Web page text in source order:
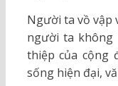
Người ta vồ vập
người ta không
thiệp của cộng
sống hiện đại,